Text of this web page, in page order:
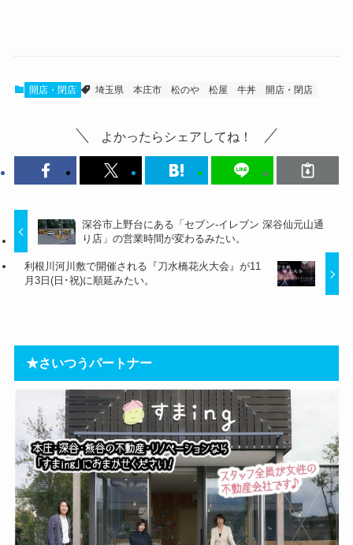
開店・閉店 埼玉県 本庄市 松のや 松屋 牛丼 開店・閉店
よかったらシェアしてね！
深谷市上野台にある「セブン-イレブン 深谷仙元山通
り店」の営業時間が変わるみたい。
利根川河川敷で開催される『刀水橋花火大会』が11
月3日(日･祝)に順延みたい。
★さいつうパートナー